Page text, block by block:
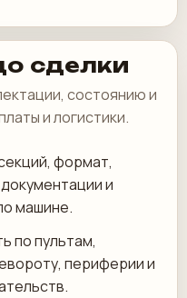
сделки
состоянию и
и логистики.
формат,
и
машине.
по пультам,
периферии и